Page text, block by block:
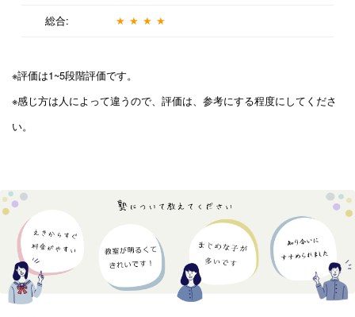
総合: ★★★★
※評価は1~5段階評価です。
※感じ方は人によって違うので、評価は、参考にする程度にしてくださ
い。